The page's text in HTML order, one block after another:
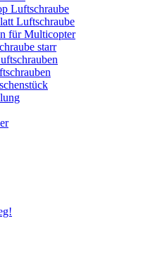
Luftschraube
Luftschraube
für Multicopter
starr